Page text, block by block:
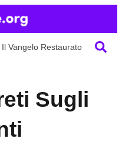
Il Vangelo Restaurato Chi
Sugli